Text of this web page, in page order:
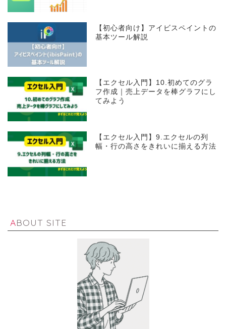
【初心者向け】アイビスペイントの
基本ツール解説
【エクセル入門】10.初めてのグラ
フ作成｜売上データを棒グラフにし
てみよう
【エクセル入門】9.エクセルの列
幅・行の高さをきれいに揃える方法
ABOUT SITE